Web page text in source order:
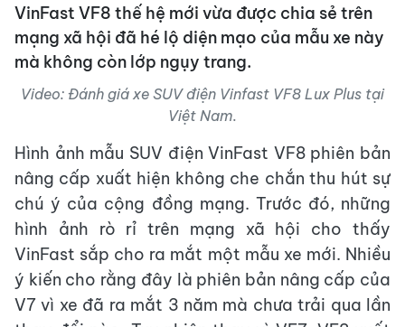
VinFast VF8 thế hệ mới vừa được chia sẻ trên
mạng xã hội đã hé lộ diện mạo của mẫu xe này
mà không còn lớp ngụy trang.
Video: Đánh giá xe SUV điện Vinfast VF8 Lux Plus tại
Việt Nam.
Hình ảnh mẫu SUV điện VinFast VF8 phiên bản
nâng cấp xuất hiện không che chắn thu hút sự
chú ý của cộng đồng mạng. Trước đó, những
hình ảnh rò rỉ trên mạng xã hội cho thấy
VinFast sắp cho ra mắt một mẫu xe mới. Nhiều
ý kiến cho rằng đây là phiên bản nâng cấp của
V7 vì xe đã ra mắt 3 năm mà chưa trải qua lần